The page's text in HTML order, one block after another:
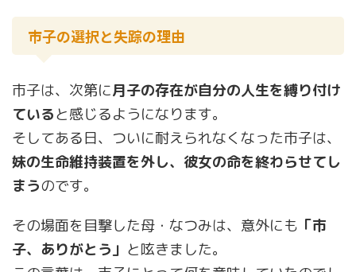
市子の選択と失踪の理由
市子は、次第に月子の存在が自分の人生を縛り付け
ていると感じるようになります。
そしてある日、ついに耐えられなくなった市子は、
妹の生命維持装置を外し、彼女の命を終わらせてし
まうのです。
その場面を目撃した母・なつみは、意外にも 「市
子、ありがとう」 と呟きました。